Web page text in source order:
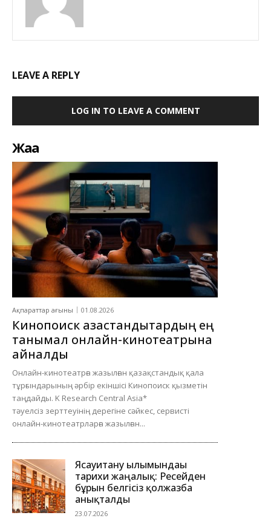
LEAVE A REPLY
LOG IN TO LEAVE A COMMENT
Жаңа
Ақпараттар ағыны 01.08.2026
Кинопоиск қазақстандықтардың ең
танымал онлайн-кинотеатрына
айналды
Онлайн-кинотеатрға жазылған қазақстандық қала
тұрғындарының әрбір екіншісі Кинопоиск қызметін
таңдайды. K Research Central Asia*
тәуелсіз зерттеуінің дерегіне сәйкес, сервисті
онлайн-кинотеатрларға жазылған...
Ясауитану ғылымындағы
тарихи жаңалық: Ресейден
бұрын белгісіз қолжазба
анықталды
23.07.2026